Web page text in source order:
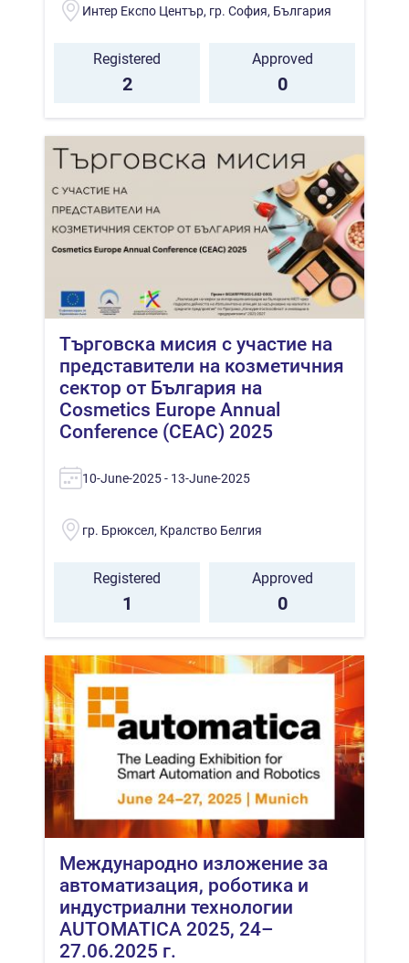
Интер Експо Център, гр. София, България
Registered
2
Approved
0
Търговска мисия с участие на
представители на козметичния
сектор от България на
Cosmetics Europe Annual
Conference (CEAC) 2025
10-June-2025 - 13-June-2025
гр. Брюксел, Кралство Белгия
Registered
1
Approved
0
Международно изложение за
автоматизация, роботика и
индустриални технологии
AUTOMATICA 2025, 24–
27.06.2025 г.